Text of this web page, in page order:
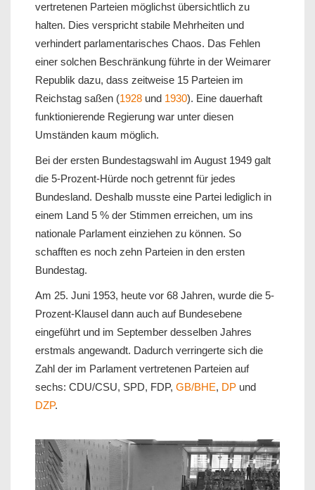
vertretenen Parteien möglichst übersichtlich zu
halten. Dies verspricht stabile Mehrheiten und
verhindert parlamentarisches Chaos. Das Fehlen
einer solchen Beschränkung führte in der Weimarer
Republik dazu, dass zeitweise 15 Parteien im
Reichstag saßen (1928 und 1930). Eine dauerhaft
funktionierende Regierung war unter diesen
Umständen kaum möglich.
Bei der ersten Bundestagswahl im August 1949 galt
die 5-Prozent-Hürde noch getrennt für jedes
Bundesland. Deshalb musste eine Partei lediglich in
einem Land 5 % der Stimmen erreichen, um ins
nationale Parlament einziehen zu können. So
schafften es noch zehn Parteien in den ersten
Bundestag.
Am 25. Juni 1953, heute vor 68 Jahren, wurde die 5-
Prozent-Klausel dann auch auf Bundesebene
eingeführt und im September desselben Jahres
erstmals angewandt. Dadurch verringerte sich die
Zahl der im Parlament vertretenen Parteien auf
sechs: CDU/CSU, SPD, FDP, GB/BHE, DP und
DZP.